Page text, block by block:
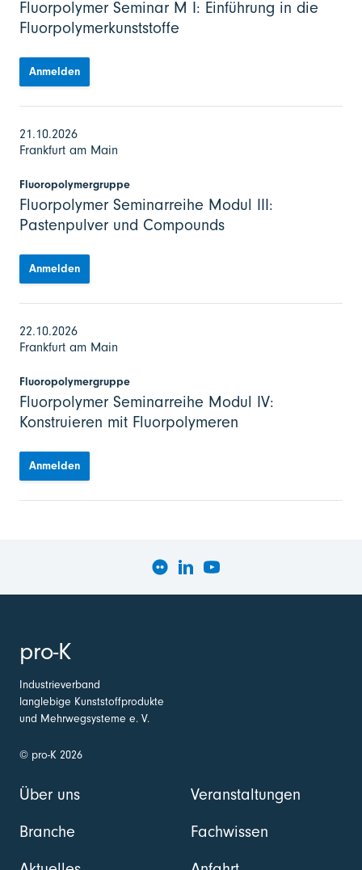
Fluorpolymer Seminar M I: Einführung in die
Fluorpolymerkunststoffe
Anmelden
21.10.2026
Frankfurt am Main
Fluoropolymergruppe
Fluorpolymer Seminarreihe Modul III:
Pastenpulver und Compounds
Anmelden
22.10.2026
Frankfurt am Main
Fluoropolymergruppe
Fluorpolymer Seminarreihe Modul IV:
Konstruieren mit Fluorpolymeren
Anmelden
pro-K
Industrieverband
langlebige Kunststoffprodukte
und Mehrwegsysteme e. V.
© pro-K 2026
Über uns
Branche
Veranstaltungen
Fachwissen